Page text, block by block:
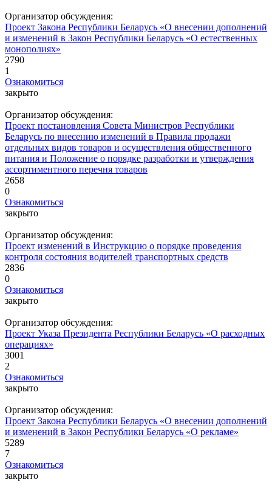
Организатор обсуждения:
Проект Закона Республики Беларусь «О внесении дополнений
и изменений в Закон Республики Беларусь «О естественных
монополиях»
2790
1
Ознакомиться
закрыто
Организатор обсуждения:
Проект постановления Совета Министров Республики
Беларусь по внесению изменений в Правила продажи
отдельных видов товаров и осуществления общественного
питания и Положение о порядке разработки и утверждения
ассортиментного перечня товаров
2658
0
Ознакомиться
закрыто
Организатор обсуждения:
Проект изменений в Инструкцию о порядке проведения
контроля состояния водителей транспортных средств
2836
0
Ознакомиться
закрыто
Организатор обсуждения:
Проект Указа Президента Республики Беларусь «О расходных
операциях»
3001
2
Ознакомиться
закрыто
Организатор обсуждения:
Проект Закона Республики Беларусь «О внесении дополнений
и изменений в Закон Республики Беларусь «О рекламе»
5289
7
Ознакомиться
закрыто